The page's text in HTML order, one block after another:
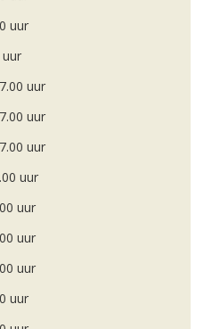
uur
uur
uur
uur
uur
uur
uur
uur
uur